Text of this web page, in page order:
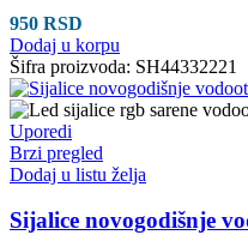
950 RSD
Dodaj u korpu
Šifra proizvoda: SH44332221
Uporedi
Brzi pregled
Dodaj u listu želja
Sijalice novogodišnje